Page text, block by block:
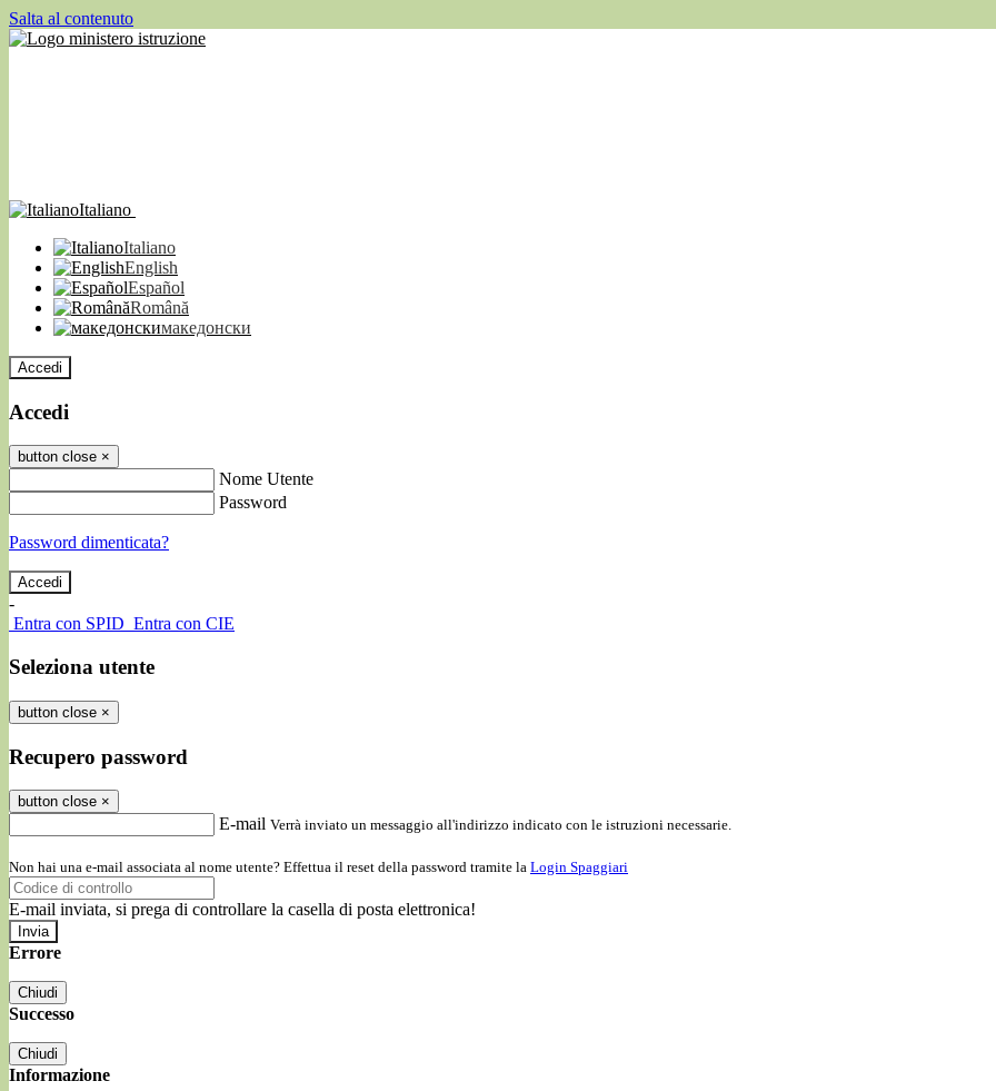
Salta al contenuto
Italiano
Italiano
English
Español
Română
македонски
Accedi
Accedi
button close ×
Nome Utente
Password
Password dimenticata?
-
Entra con SPID Entra con CIE
Seleziona utente
button close ×
Recupero password
button close ×
E-mail Verrà inviato un messaggio all'indirizzo indicato con le istruzioni necessarie.
Non hai una e-mail associata al nome utente? Effettua il reset della password tramite la Login Spaggiari
E-mail inviata, si prega di controllare la casella di posta elettronica!
Errore
Chiudi
Successo
Chiudi
Informazione